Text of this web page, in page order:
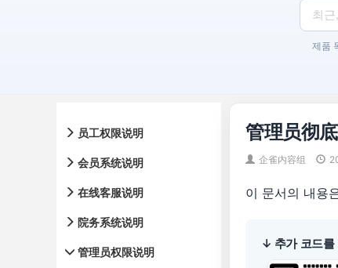
제품
员工权限说明
会员系统说明
在线客服说明
院务系统说明
管理员权限说明
管理员彻
企雀内容组
이 문서의 내용
↓ 추가 코드